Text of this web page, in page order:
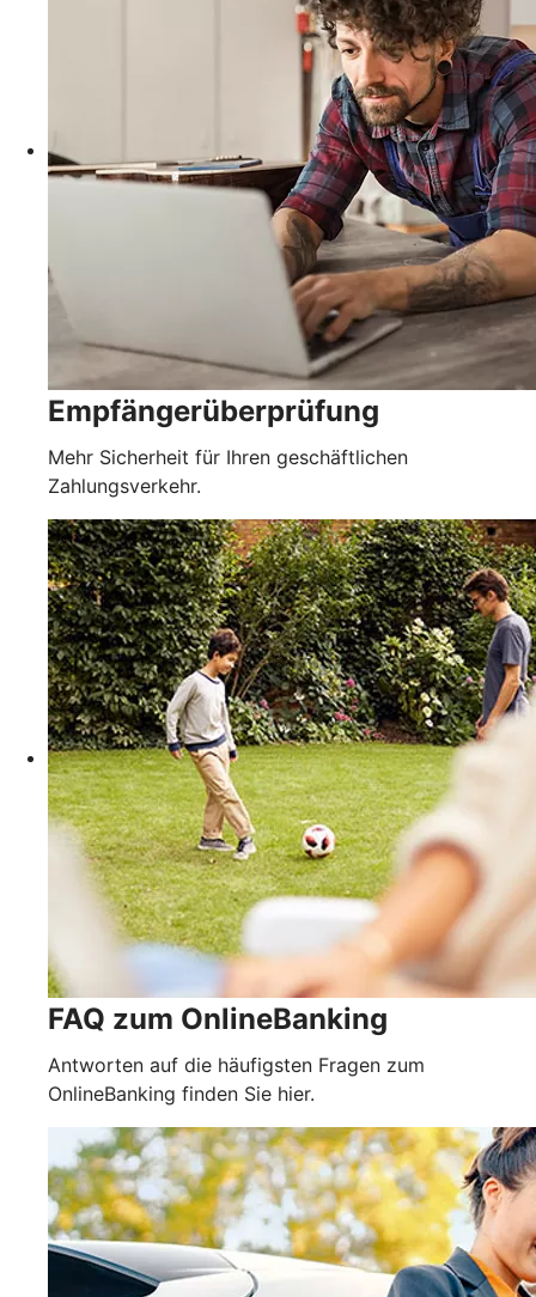
Empfängerüberprüfung
Mehr Sicherheit für Ihren geschäftlichen
Zahlungsverkehr.
FAQ zum OnlineBanking
Antworten auf die häufigsten Fragen zum
OnlineBanking finden Sie hier.